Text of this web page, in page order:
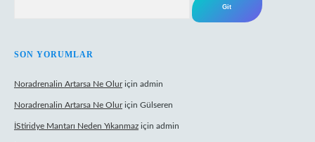
SON YORUMLAR
Noradrenalin Artarsa Ne Oluriçin admin
Noradrenalin Artarsa Ne Oluriçin Gülseren
İStiridye Mantarı Neden Yıkanmaz için admin